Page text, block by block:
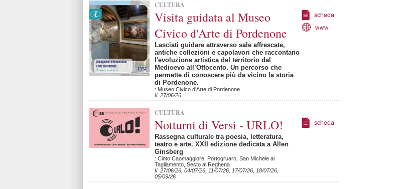
CULTURA
Visita guidata al Museo
Civico d'Arte di Pordenone
Lasciati guidare attraverso sale affrescate,
antiche collezioni e capolavori che raccontano
l'evoluzione artistica del territorio dal
Medioevo all’Ottocento. Un percorso che
permette di conoscere più da vicino la storia
di Pordenone.
: Museo Civico d'Arte di Pordenone
Il 27/06/26
CULTURA
Notturni di Versi - URLO!
Rassegna culturale tra poesia, letteratura,
teatro e arte. XXII edizione dedicata a Allen
Ginsberg
: Cinto Caomaggiore, Portogruaro, San Michele al
Tagliamento, Sesto al Reghena
Il 27/06/26, 04/07/26, 11/07/26, 17/07/26, 18/07/26,
05/09/26